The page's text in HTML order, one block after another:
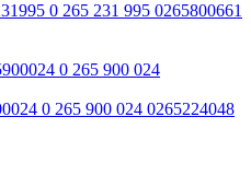
0 265 231 995 0265800661
0 265 900 024 0265224048